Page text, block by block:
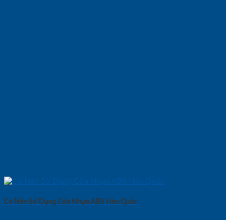
Có Nên Sử Dụng Cửa Nhựa ABS Hàn Quốc